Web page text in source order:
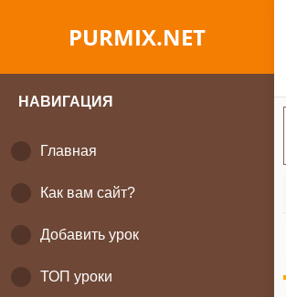
PURMIX.NET
НАВИГАЦИЯ
Главная
Как вам сайт?
Добавить урок
ТОП уроки